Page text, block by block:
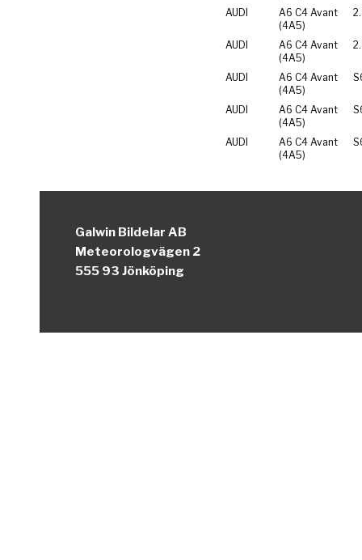
AUDI
A6 C4 Avant
(4A5)
AUDI
A6 C4 Avant
(4A5)
AUDI
A6 C4 Avant
(4A5)
AUDI
A6 C4 Avant
(4A5)
AUDI
A6 C4 Avant
(4A5)
Galwin Bildelar AB
Meteorologvägen 2
555 93 Jönköping